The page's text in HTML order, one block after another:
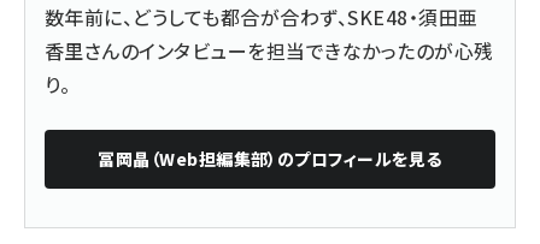
数年前に、どうしても都合が合わず、SKE48・須田亜
香里さんのインタビューを担当できなかったのが心残
り。
冨岡晶（Web担編集部） のプロフィールを見る